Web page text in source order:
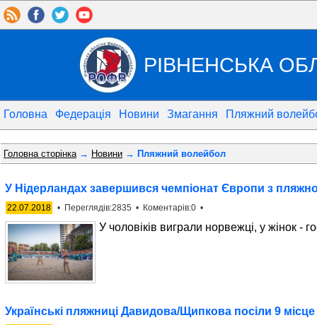
РІВНЕНСЬКА
Головна Федерація Новини Змагання Пляжний
Головна сторінка→ Новини → Пляжний волейбол
У Нідерландах завершився чемпіонат Європи з
22.07.2018 • Переглядів:2835 • Коментарів:0 •
У чоловіків виграли норвежці, у жінок -
Українські пляжниці Давидова/Щипкова посіли 9